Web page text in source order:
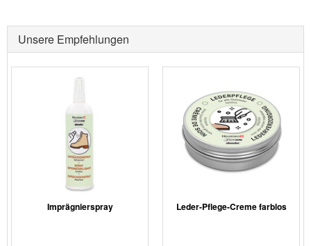
Unsere Empfehlungen
Imprägnierspray Leder-Pflege-Creme farblos